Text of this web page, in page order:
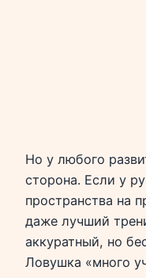
Но у любого
сторона. Если у
пространства на
даже лучший
аккуратный, но
Ловушка «много